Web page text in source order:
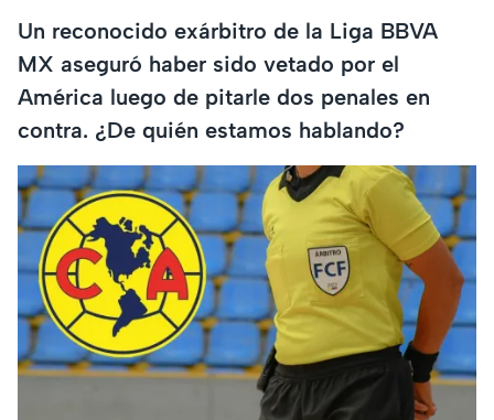
Un reconocido exárbitro de la Liga BBVA
MX aseguró haber sido vetado por el
América luego de pitarle dos penales en
contra. ¿De quién estamos hablando?